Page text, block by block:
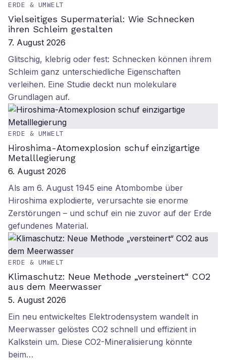
ERDE & UMWELT
Vielseitiges Supermaterial: Wie Schnecken
ihren Schleim gestalten
7. August 2026
Glitschig, klebrig oder fest: Schnecken können ihrem
Schleim ganz unterschiedliche Eigenschaften
verleihen. Eine Studie deckt nun molekulare
Grundlagen auf.
ERDE & UMWELT
Hiroshima-Atomexplosion schuf einzigartige
Metalllegierung
6. August 2026
Als am 6. August 1945 eine Atombombe über
Hiroshima explodierte, verursachte sie enorme
Zerstörungen – und schuf ein nie zuvor auf der Erde
gefundenes Material.
ERDE & UMWELT
Klimaschutz: Neue Methode „versteinert“ CO2
aus dem Meerwasser
5. August 2026
Ein neu entwickeltes Elektrodensystem wandelt in
Meerwasser gelöstes CO2 schnell und effizient in
Kalkstein um. Diese CO2-Mineralisierung könnte
beim…